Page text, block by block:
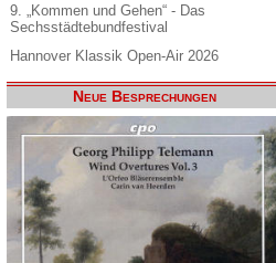
9. „Kommen und Gehen“ - Das
Sechsstädtebundfestival
Hannover Klassik Open-Air 2026
Neue Besprechungen